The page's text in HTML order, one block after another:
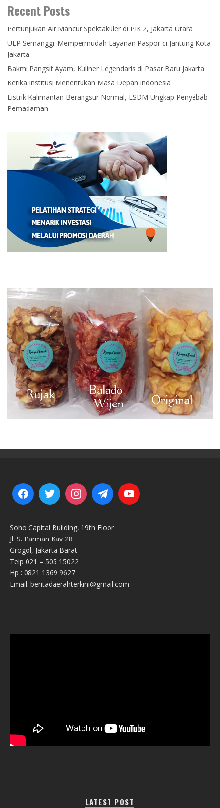
Recent Posts
Pertunjukan Air Mancur Spektakuler di PIK 2, Jakarta Utara
ULP Semanggi: Mempermudah Layanan Paspor di Jantung Kota
Jakarta
Bakmi Pangsit Ayam, Kuliner Legendaris di Pasar Baru Jakarta
Ketika Institusi Menentukan Masa Depan Indonesia
Listrik Kalimantan Berangsur Normal, ESDM Ungkap Penyebab
Pemadaman
Soho Capital Building, 19th Floor
Jl. S. Parman Kav 28
Grogol, Jakarta Barat
Telp 021 – 505 15022
Hp : 0821 1369 9627
Email: beritadaerahterkini@gmail.com
LATEST POST